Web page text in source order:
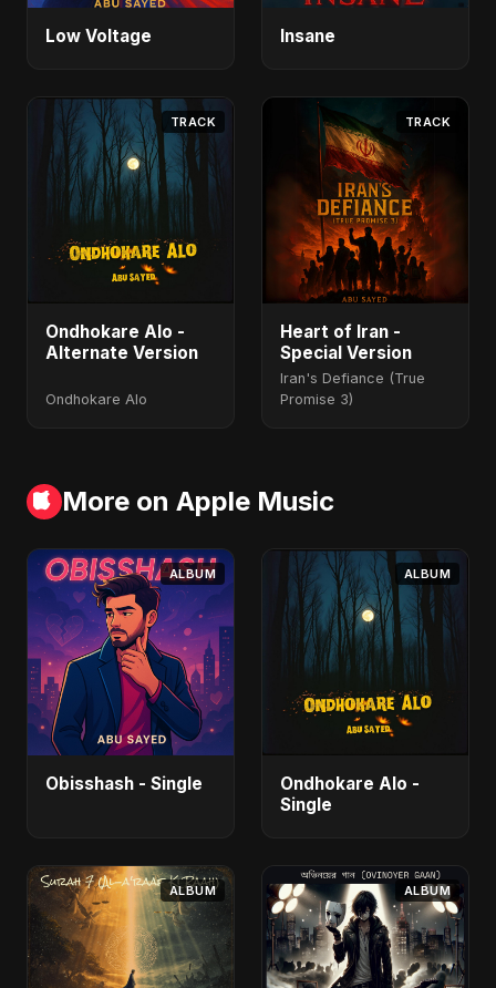
Low Voltage Insane
TRACK
Ondhokare Alo -
Alternate Version
Ondhokare Alo
TRACK
Heart of Iran -
Special Version
Iran's Defiance (True
Promise 3)
More on Apple Music
ALBUM
Obisshash - Single
ALBUM
Ondhokare Alo -
Single
ALBUM ALBUM